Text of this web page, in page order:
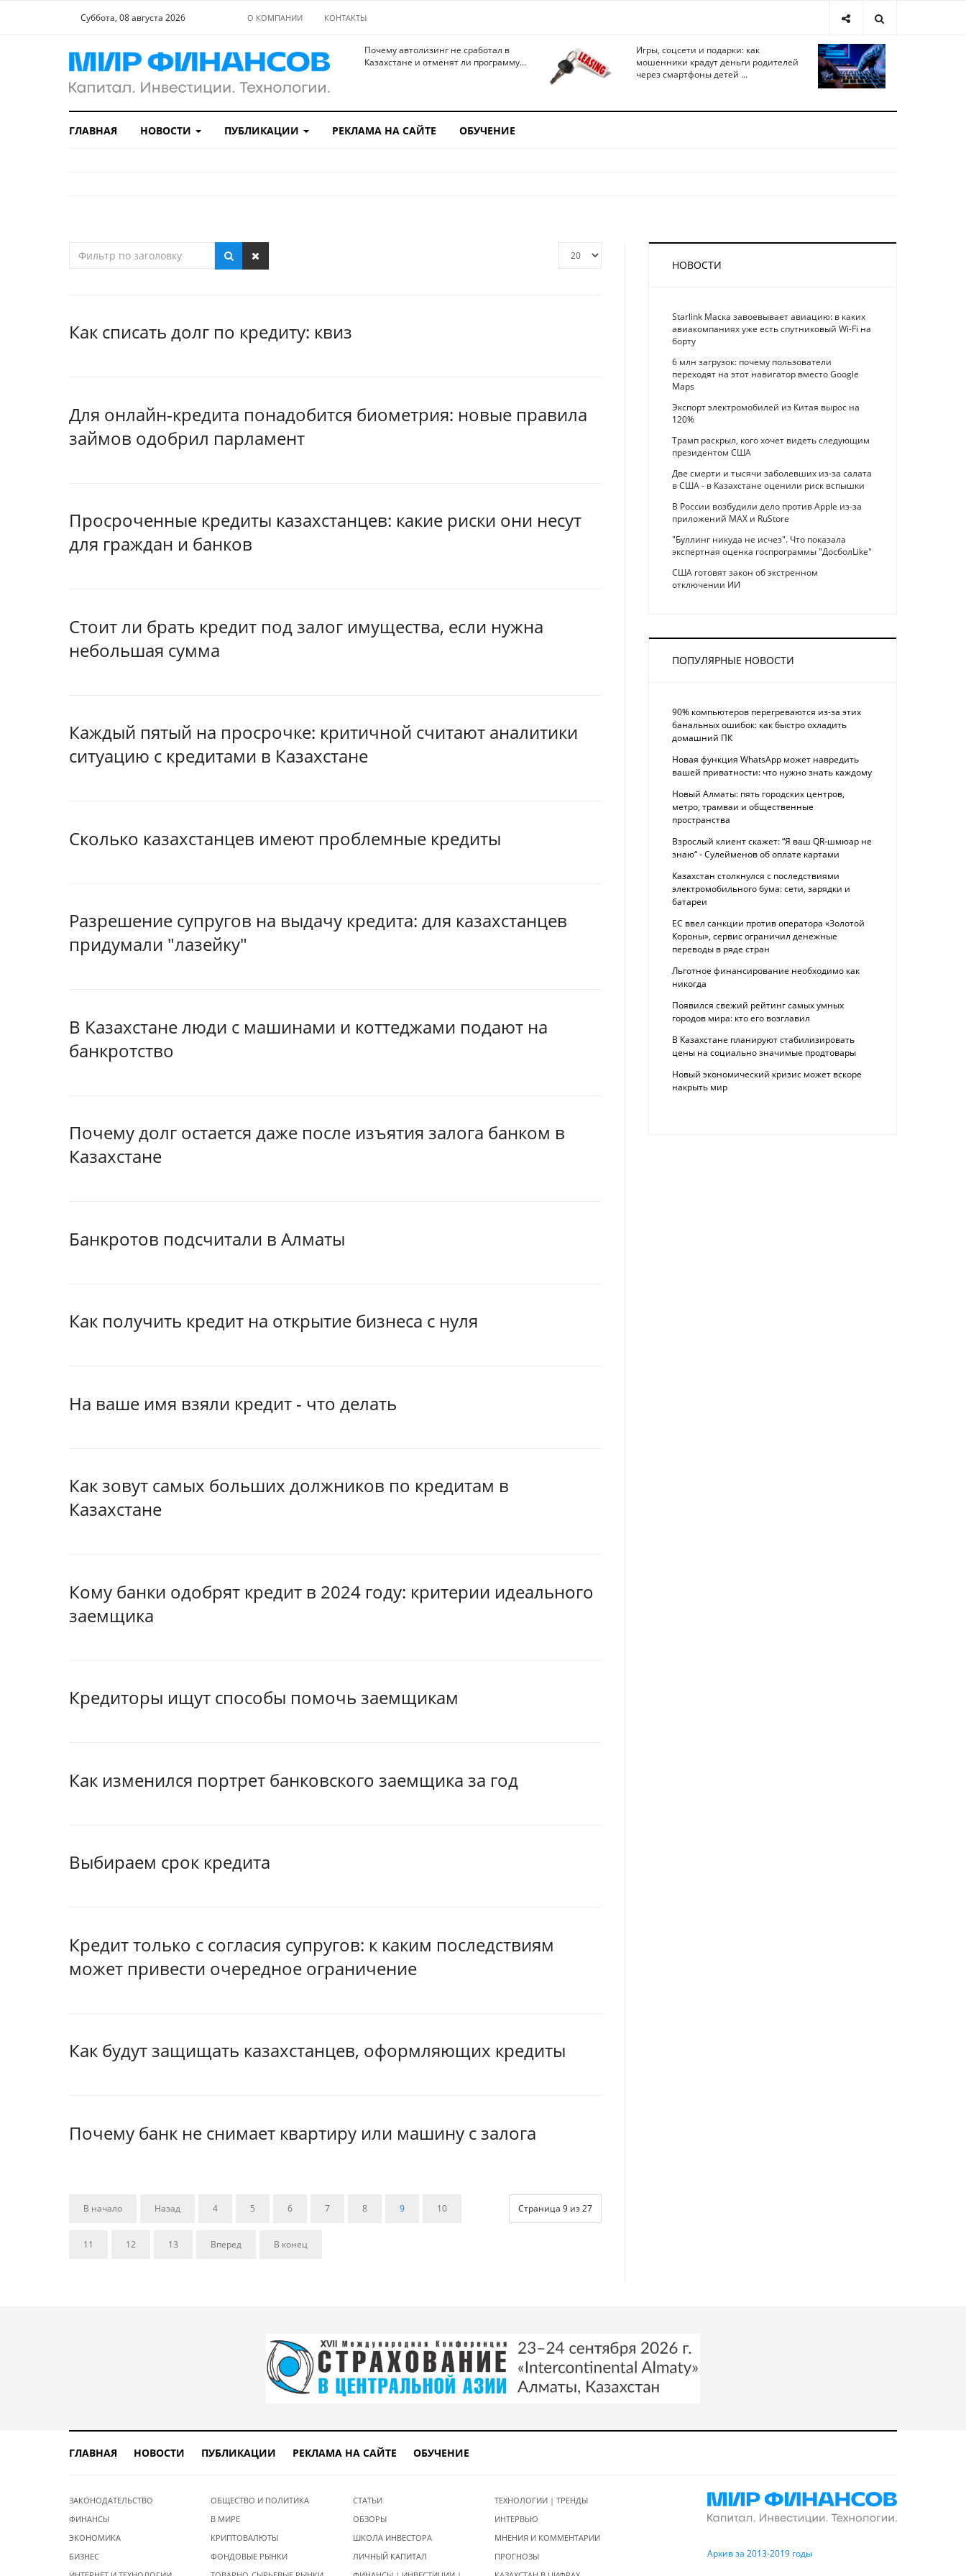
Суббота, 08 августа 2026 О КОМПАНИИ КОНТАКТЫ
Почему автолизинг не сработал в
Казахстане и отменят ли программу...
Игры, соцсети и подарки: как
мошенники крадут деньги родителей
через смартфоны детей ...
ГЛАВНАЯ НОВОСТИ ПУБЛИКАЦИИ РЕКЛАМА НА САЙТЕ ОБУЧЕНИЕ
Как списать долг по кредиту: квиз
Для онлайн-кредита понадобится биометрия: новые правила
займов одобрил парламент
Просроченные кредиты казахстанцев: какие риски они несут
для граждан и банков
Стоит ли брать кредит под залог имущества, если нужна
небольшая сумма
Каждый пятый на просрочке: критичной считают аналитики
ситуацию с кредитами в Казахстане
Сколько казахстанцев имеют проблемные кредиты
Разрешение супругов на выдачу кредита: для казахстанцев
придумали "лазейку"
В Казахстане люди с машинами и коттеджами подают на
банкротство
Почему долг остается даже после изъятия залога банком в
Казахстане
Банкротов подсчитали в Алматы
Как получить кредит на открытие бизнеса с нуля
На ваше имя взяли кредит - что делать
Как зовут самых больших должников по кредитам в
Казахстане
Кому банки одобрят кредит в 2024 году: критерии идеального
заемщика
Кредиторы ищут способы помочь заемщикам
Как изменился портрет банковского заемщика за год
Выбираем срок кредита
Кредит только с согласия супругов: к каким последствиям
может привести очередное ограничение
Как будут защищать казахстанцев, оформляющих кредиты
Почему банк не снимает квартиру или машину с залога
Страница 9 из 27
В начало Назад 4 5 6 7 8 9 10
11 12 13 Вперед В конец
НОВОСТИ
Starlink Маска завоевывает авиацию: в каких
авиакомпаниях уже есть спутниковый Wi-Fi на
борту
6 млн загрузок: почему пользователи
переходят на этот навигатор вместо Google
Maps
Экспорт электромобилей из Китая вырос на
120%
Трамп раскрыл, кого хочет видеть следующим
президентом США
Две смерти и тысячи заболевших из-за салата
в США - в Казахстане оценили риск вспышки
В России возбудили дело против Apple из-за
приложений MAX и RuStore
"Буллинг никуда не исчез". Что показала
экспертная оценка госпрограммы "ДосболLike"
США готовят закон об экстренном
отключении ИИ
ПОПУЛЯРНЫЕ НОВОСТИ
90% компьютеров перегреваются из-за этих
банальных ошибок: как быстро охладить
домашний ПК
Новая функция WhatsApp может навредить
вашей приватности: что нужно знать каждому
Новый Алматы: пять городских центров,
метро, трамваи и общественные
пространства
Взрослый клиент скажет: “Я ваш QR-шмюар не
знаю“ - Сулейменов об оплате картами
Казахстан столкнулся с последствиями
электромобильного бума: сети, зарядки и
батареи
ЕС ввел санкции против оператора «Золотой
Короны», сервис ограничил денежные
переводы в ряде стран
Льготное финансирование необходимо как
никогда
Появился свежий рейтинг самых умных
городов мира: кто его возглавил
В Казахстане планируют стабилизировать
цены на социально значимые продтовары
Новый экономический кризис может вскоре
накрыть мир
ГЛАВНАЯ НОВОСТИ ПУБЛИКАЦИИ РЕКЛАМА НА САЙТЕ ОБУЧЕНИЕ
ЗАКОНОДАТЕЛЬСТВО
ФИНАНСЫ
ЭКОНОМИКА
БИЗНЕС
ОБЩЕСТВО И ПОЛИТИКА
В МИРЕ
КРИПТОВАЛЮТЫ
ФОНДОВЫЕ РЫНКИ
СТАТЬИ
ОБЗОРЫ
ШКОЛА ИНВЕСТОРА
ЛИЧНЫЙ КАПИТАЛ
ТЕХНОЛОГИИ | ТРЕНДЫ
ИНТЕРВЬЮ
МНЕНИЯ И КОММЕНТАРИИ
ПРОГНОЗЫ
Архив за 2013-2019 годы